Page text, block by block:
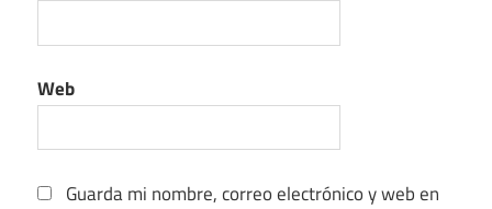
Web
Guarda mi nombre, correo electrónico y web en